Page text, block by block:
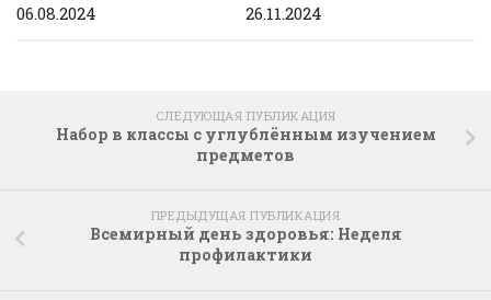
06.08.2024 26.11.2024
СЛЕДУЮЩАЯ ПУБЛИКАЦИЯ
Набор в классы с углублённым изучением
предметов
ПРЕДЫДУЩАЯ ПУБЛИКАЦИЯ
Всемирный день здоровья: Неделя
профилактики